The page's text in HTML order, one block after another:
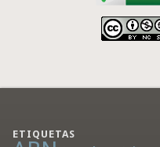
ETIQUETAS